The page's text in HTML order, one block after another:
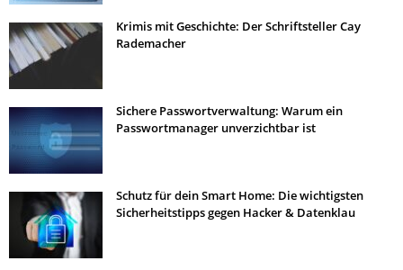
Krimis mit Geschichte: Der Schriftsteller Cay
Rademacher
Sichere Passwortverwaltung: Warum ein
Passwortmanager unverzichtbar ist
Schutz für dein Smart Home: Die wichtigsten
Sicherheitstipps gegen Hacker & Datenklau